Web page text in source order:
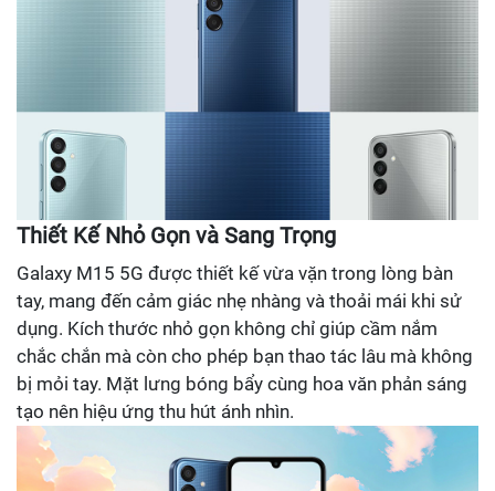
Thiết Kế Nhỏ Gọn và Sang Trọng
Galaxy M15 5G được thiết kế vừa vặn trong lòng bàn
tay, mang đến cảm giác nhẹ nhàng và thoải mái khi sử
dụng. Kích thước nhỏ gọn không chỉ giúp cầm nắm
chắc chắn mà còn cho phép bạn thao tác lâu mà không
bị mỏi tay. Mặt lưng bóng bẩy cùng hoa văn phản sáng
tạo nên hiệu ứng thu hút ánh nhìn.